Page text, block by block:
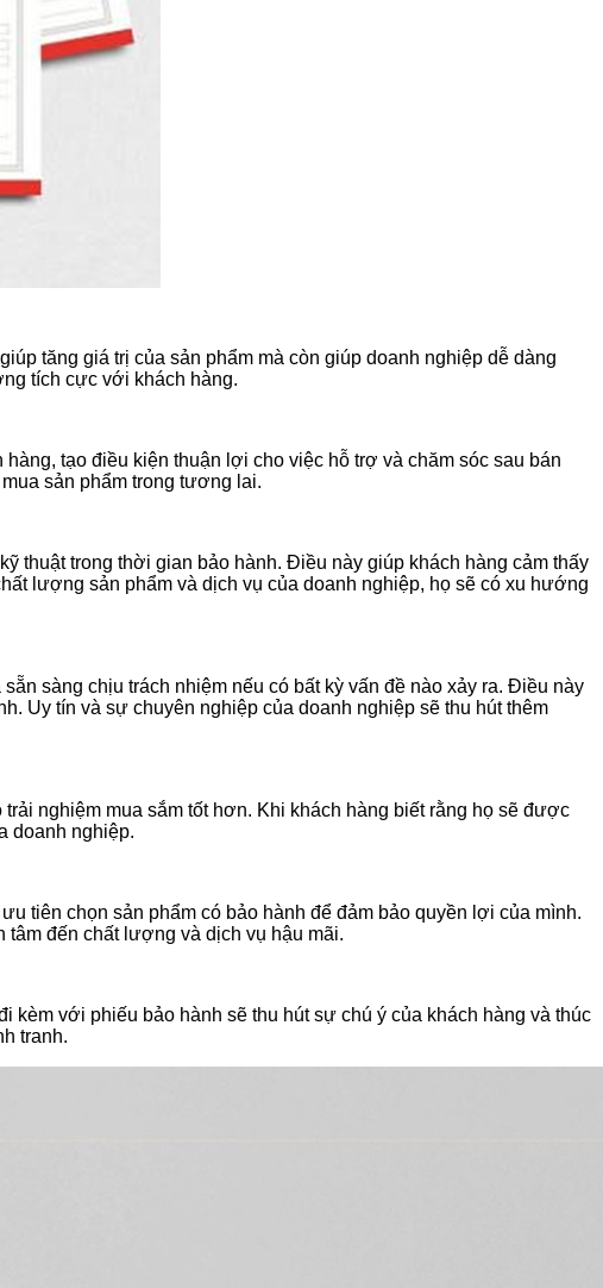
tăng giá trị của sản phẩm mà còn giúp doanh nghiệp dễ dàng
tích cực với khách hàng.
tạo điều kiện thuận lợi cho việc hỗ trợ và chăm sóc sau bán
sản phẩm trong tương lai.
thuật trong thời gian bảo hành. Điều này giúp khách hàng cảm thấy
lượng sản phẩm và dịch vụ của doanh nghiệp, họ sẽ có xu hướng
sàng chịu trách nhiệm nếu có bất kỳ vấn đề nào xảy ra. Điều này
Uy tín và sự chuyên nghiệp của doanh nghiệp sẽ thu hút thêm
nghiệm mua sắm tốt hơn. Khi khách hàng biết rằng họ sẽ được
doanh nghiệp.
tiên chọn sản phẩm có bảo hành để đảm bảo quyền lợi của mình.
đến chất lượng và dịch vụ hậu mãi.
kèm với phiếu bảo hành sẽ thu hút sự chú ý của khách hàng và thúc
tranh.